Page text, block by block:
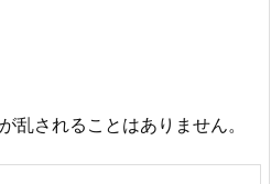
乱されることはありません。